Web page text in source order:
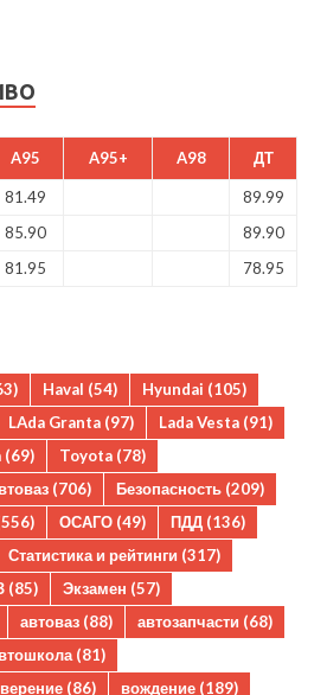
A95 A95+ A98 ДТ
81.49
89.99
85.90
89.90
81.95 78.95
Haval (54) Hyundai (105)
LAda Granta (97) Lada Vesta (91)
(69) Toyota (78)
(706) Безопасность (209)
ОСАГО (49) ПДД (136)
Статистика и рейтинги (317)
(85) Экзамен (57)
автоваз (88) автозапчасти (68)
(81)
(86) вождение (189)